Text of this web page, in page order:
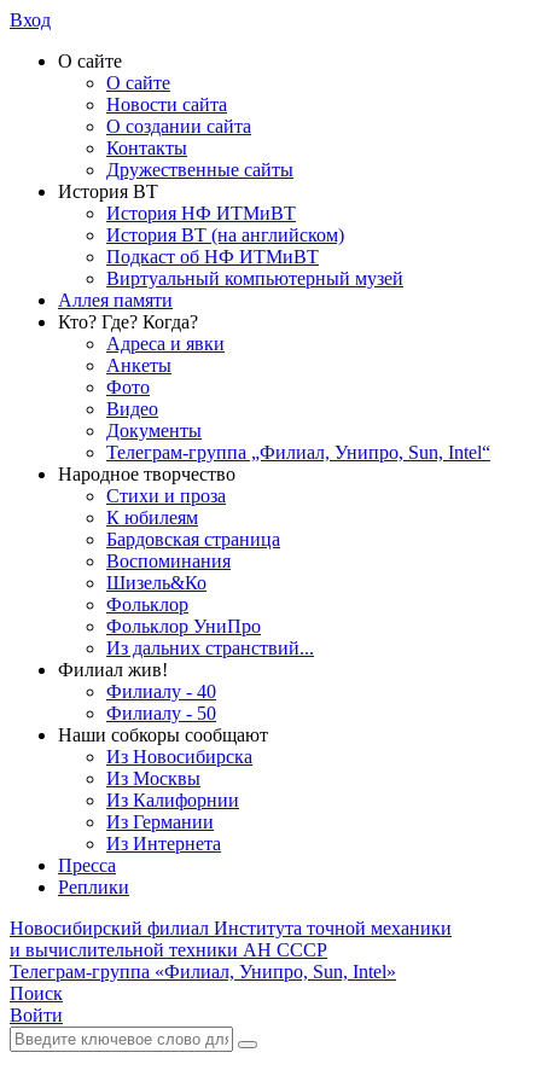
Вход
О сайте
О сайте
Новости сайта
О создании сайта
Контакты
Дружественные сайты
История ВТ
История НФ ИТМиВТ
История ВТ (на английском)
Подкаст об НФ ИТМиВТ
Виртуальный компьютерный музей
Аллея памяти
Кто? Где? Когда?
Адреса и явки
Анкеты
Фото
Видео
Документы
Телеграм-группа „Филиал, Унипро, Sun, Intel“
Народное творчество
Стихи и проза
К юбилеям
Бардовская страница
Воспоминания
Шизель&Ко
Фольклор
Фольклор УниПро
Из дальних странствий...
Филиал жив!
Филиалу - 40
Филиалу - 50
Наши собкоры сообщают
Из Новосибирска
Из Москвы
Из Калифорнии
Из Германии
Из Интернета
Пресса
Реплики
Новосибирский филиал Института точной механики
и вычислительной техники АН СССР
Телеграм-группа «Филиал, Унипро, Sun, Intel»
Поиск
Войти